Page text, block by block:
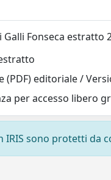
Galli Fonseca estratto
(PDF) editoriale /
per accesso libero
IRIS sono protetti da